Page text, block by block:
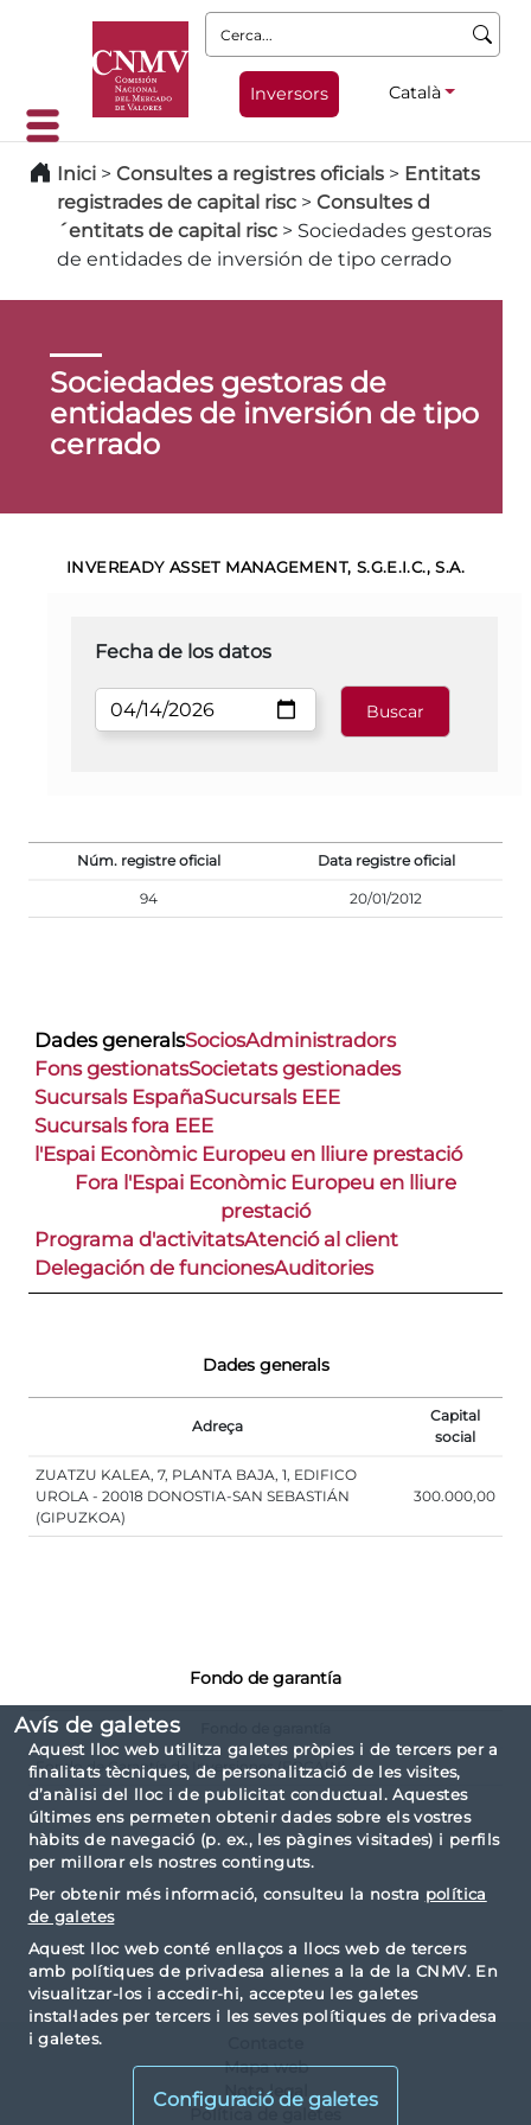
Avís de galetes
Aquest lloc web utilitza galetes pròpies i de tercers per a
finalitats tècniques, de personalització de les visites,
d’anàlisi del lloc i de publicitat conductual. Aquestes
últimes ens permeten obtenir dades sobre els vostres
hàbits de navegació (p. ex., les pàgines visitades) i perfils
per millorar els nostres continguts.
Per obtenir més informació, consulteu la nostra política
de galetes
Aquest lloc web conté enllaços a llocs web de tercers
amb polítiques de privadesa alienes a la de la CNMV. En
visualitzar-los i accedir-hi, accepteu les galetes
instal·lades per tercers i les seves polítiques de privadesa
i galetes.
Configuració de galetes
Cerca:
Inversors Català
Inici > Consultes a registres oficials > Entitats
registrades de capital risc > Consultes d
´entitats de capital risc > Sociedades gestoras
de entidades de inversión de tipo cerrado
Sociedades gestoras de
entidades de inversión de tipo
cerrado
INVEREADY ASSET MANAGEMENT, S.G.E.I.C., S.A.
Fecha de los datos
Núm. registre oficial Data registre oficial
94 20/01/2012
Dades generalsSociosAdministradors
Fons gestionatsSocietats gestionades
Sucursals EspañaSucursals EEE
Sucursals fora EEE
l'Espai Econòmic Europeu en lliure prestació
Fora l'Espai Econòmic Europeu en lliure
prestació
Programa d'activitatsAtenció al client
Delegación de funcionesAuditories
Dades generals
Adreça
Capital
social
ZUATZU KALEA, 7, PLANTA BAJA, 1, EDIFICO
UROLA - 20018 DONOSTIA-SAN SEBASTIÁN
(GIPUZKOA)
300.000,00
Fondo de garantía
Fondo de Garantía de Inversiones (FOGAIN)
Mapa web
Nota legal
Política de galetes